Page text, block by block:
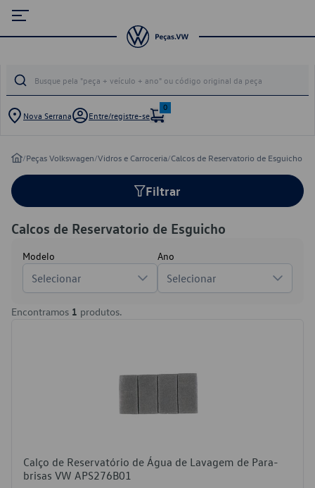
Nova Serrana Entre/registre-se
0
/Peças Volkswagen/Vidros e Carroceria/Calcos de Reservatorio de Esguicho
Filtrar
Calcos de Reservatorio de Esguicho
Modelo
Selecionar
Ano
Selecionar
Encontramos 1 produtos.
Calço de Reservatório de Água de Lavagem de Para-
brisas VW APS276B01